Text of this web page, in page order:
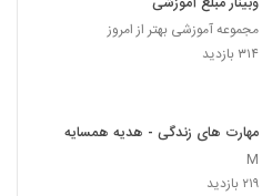
مجموعه آموزشی بهتر از امروز
۳۱۴ بازدید
مهارت های زندگی - هدیه همسایه
M
۲۱۹ بازدید